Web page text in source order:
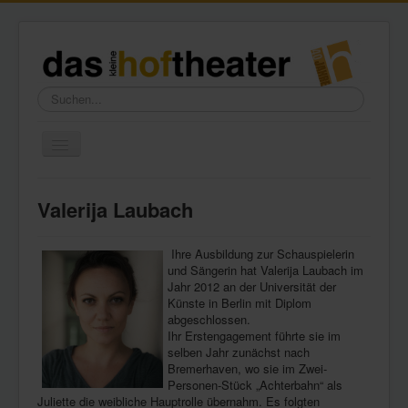
Suchen...
Wir über uns
Freundeskreis
Galerie
Presse
Kontakt
Valerija Laubach
Ihre Ausbildung zur Schauspielerin
und Sängerin hat Valerija Laubach im
Jahr 2012 an der Universität der
Künste in Berlin mit Diplom
abgeschlossen.
Ihr Erstengagement führte sie im
selben Jahr zunächst nach
Bremerhaven, wo sie im Zwei-
Personen-Stück „Achterbahn“ als
Juliette die weibliche Hauptrolle übernahm. Es folgten